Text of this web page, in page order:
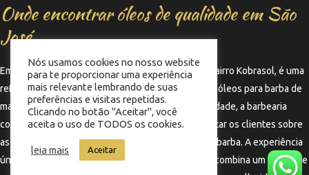
Onde encontrar óleos de qualidade em São
José
Em São José, a Barbearia Memphis, localizada no bairro Kobrasol, é uma
referência em qualidade e oferece uma seleção de óleos para barba de
marcas renomadas. Além de produtos de alta qualidade, a barbearia
conta com barbeiros experientes que podem orientar os clientes sobre
as melhores opções de cuidados para cada tipo de barba. A experiência
única proporcionada pela Barbearia Memphis, que combina um ambiente
Nós usamos cookies no nosso website
para te proporcionar uma experiência
mais relevante lembrando de suas
preferências e visitas repetidas.
Clicando no botão "Aceitar", você
aceita o uso de TODOS os cookies.
leia mais Aceitar